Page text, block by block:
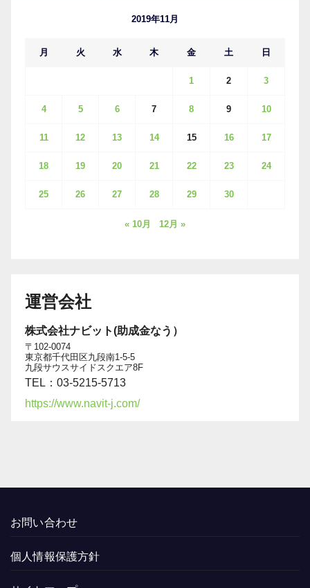
2019年11月
月 火 水 木 金 土 日
1 2 3
4 5 6 7 8 9 10
11 12 13 14 15 16 17
18 19 20 21 22 23 24
25 26 27 28 29 30
« 10月 12月 »
運営会社
株式会社ナビット(助成金なう）
〒102-0074
東京都千代田区九段南1-5-5
九段サウスサイドスクエア8F
TEL：03-5215-5713
https://www.navit-j.com/
お問い合わせ
個人情報保護方針